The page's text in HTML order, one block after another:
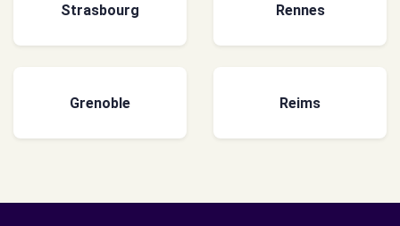
Strasbourg Rennes
Grenoble Reims